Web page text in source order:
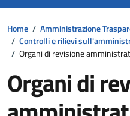
Home / Amministrazione
/ Controlli e rilievi
/ Organi di revisione
Organi di